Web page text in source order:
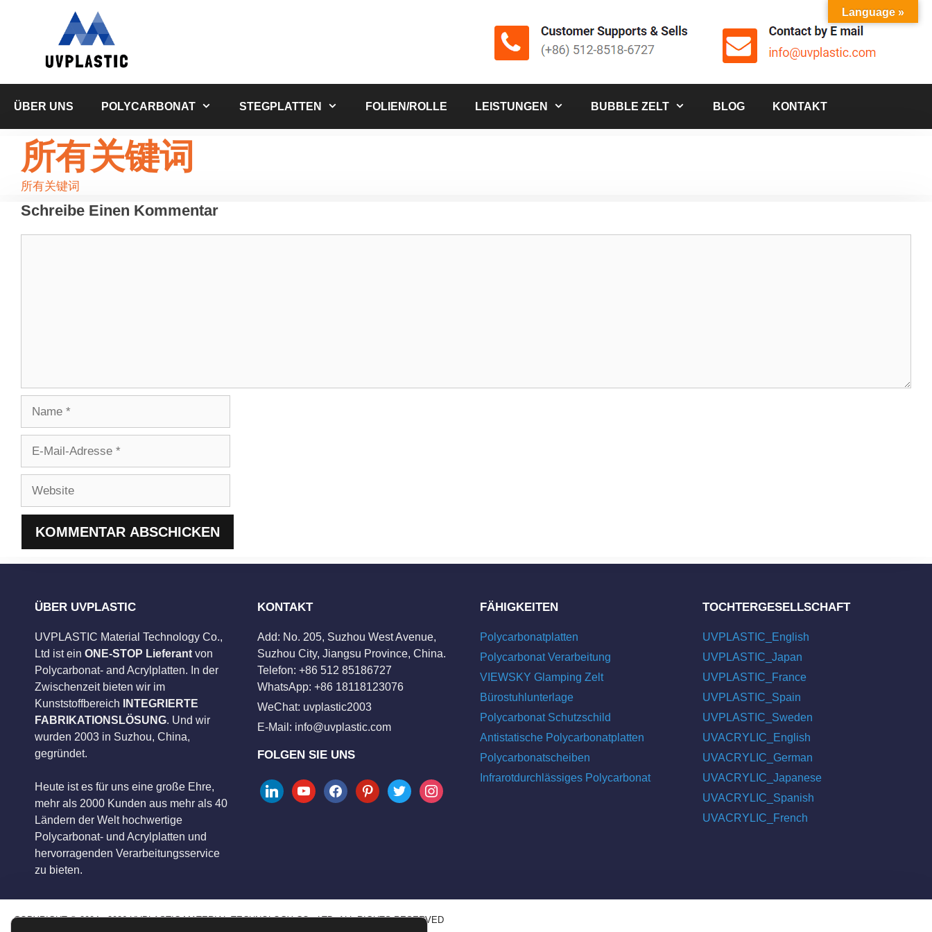
ÜBER UNS POLYCARBONAT STEGPLATTEN FOLIEN/ROLLE LEISTUNGEN BUBBLE ZELT BLOG KONTAKT
所有关键词
所有关键词
Schreibe Einen Kommentar
Adresse
ÜBER UVPLASTIC
UVPLASTIC Material Technology Co.,
Ltd ist ein ONE-STOP Lieferant von
Polycarbonat- and Acrylplatten. In der
Zwischenzeit bieten wir im
Kunststoffbereich
INTEGRIERTE
FABRIKATIONSLÖSUNG. Und wir
wurden 2003 in Suzhou, China,
gegründet.
Heute ist es für uns eine große Ehre,
mehr als 2000 Kunden aus mehr als 40
Ländern der Welt hochwertige
Polycarbonat- und Acrylplatten und
hervorragenden Verarbeitungsservice
zu bieten.
KONTAKT
Add: No. 205, Suzhou West Avenue,
Suzhou City, Jiangsu Province, China.
Telefon: +86 512 85186727
WhatsApp: +86 18118123076
WeChat: uvplastic2003
E-Mail: info@uvplastic.com
FOLGEN SIE UNS
linkedinyoutubefacebookpinteresttwitter instagram
FÄHIGKEITEN
Polycarbonatplatten
Polycarbonat Verarbeitung
VIEWSKY Glamping Zelt
Bürostuhlunterlage
Polycarbonat Schutzschild
Antistatische Polycarbonatplatten
Polycarbonatscheiben
Infrarotdurchlässiges Polycarbonat
TOCHTERGESELLSCHAFT
UVPLASTIC_English
UVPLASTIC_Japan
UVPLASTIC_France
UVPLASTIC_Spain
UVPLASTIC_Sweden
UVACRYLIC_English
UVACRYLIC_German
UVACRYLIC_Japanese
UVACRYLIC_Spanish
UVACRYLIC_French
COPYRIGHT © 2004 - 2026 UVPLASTIC MATERIAL TECHNOLOGY CO., LTD. ALL RIGHTS RESERVED
Language »